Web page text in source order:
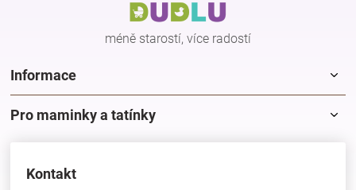
méně starostí, více radostí
Informace
Pro maminky a tatínky
Kontakt